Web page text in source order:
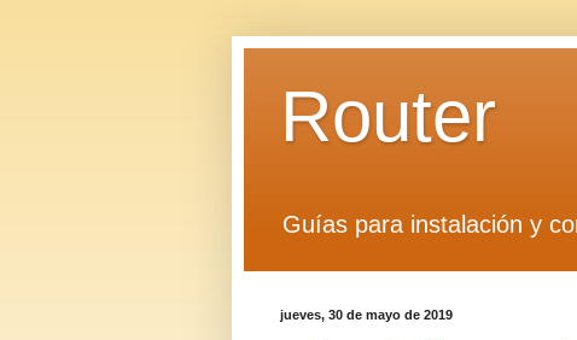
Router
Guías para instalación y
jueves, 30 de mayo de 2019